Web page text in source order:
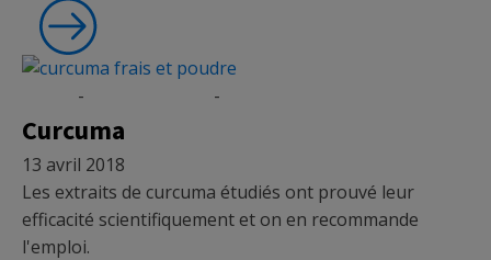
- -
Curcuma
13 avril 2018
Les extraits de curcuma étudiés ont prouvé leur
efficacité scientifiquement et on en recommande
l'emploi.